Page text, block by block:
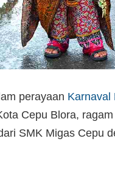
perayaan Karnaval
Cepu Blora,
SMK Migas Cepu